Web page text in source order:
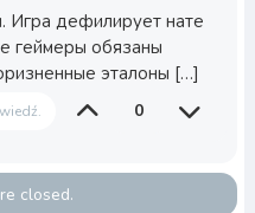
Игра дефилирует нате
геймеры обязаны
эталоны […]
0
closed.